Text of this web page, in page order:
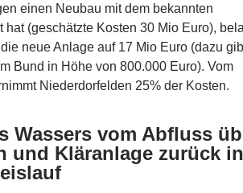
einen Neubau mit dem bekannten
hat (geschätzte Kosten 30 Mio Euro),
neue Anlage auf 17 Mio Euro (dazu
Bund in Höhe von 800.000 Euro). Vom
Niederdorfelden 25% der Kosten.
Wassers vom Abfluss
und Kläranlage zurück in